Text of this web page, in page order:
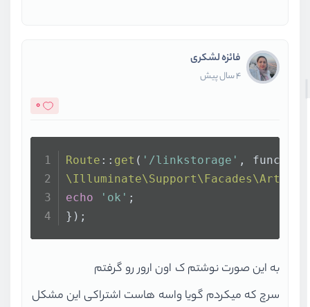
فائزه لشکری
4 سال پیش
0
Route :: get ( '/linkstorage' ,
\Illuminate\Support\Facades\Artisan
echo
'ok' ;
});
به این صورت نوشتم ک اون ارور رو گرفتم
سرچ که میکردم گویا واسه هاست اشتراکی این مشکل